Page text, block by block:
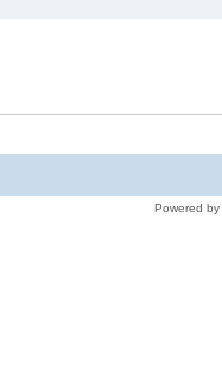
Powered by